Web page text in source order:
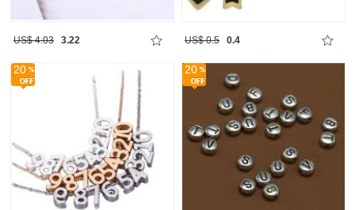
US$ 4.03 3.22 US$ 0.5 0.4
20 20